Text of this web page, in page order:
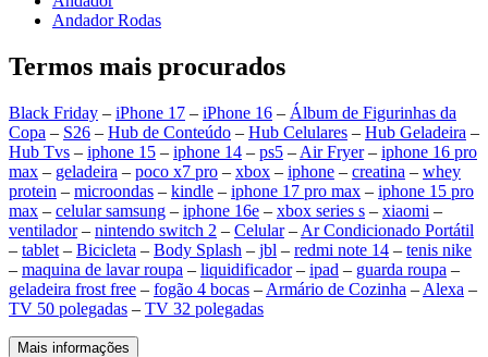
Andador Rodas
Termos mais procurados
Black Friday – iPhone 17 – iPhone 16 – Álbum de Figurinhas da
Copa – S26 – Hub de Conteúdo – Hub Celulares – Hub Geladeira –
Hub Tvs – iphone 15 – iphone 14 – ps5 – Air Fryer– iphone 16 pro
max – geladeira – poco x7 pro – xbox – iphone – creatina – whey
protein – microondas – kindle – iphone 17 pro max – iphone 15 pro
max – celular samsung – iphone 16e – xbox series s – xiaomi –
ventilador– nintendo switch 2 – Celular– Ar Condicionado Portátil
– tablet – Bicicleta – Body Splash – jbl – redmi note 14 – tenis nike
– maquina de lavar roupa – liquidificador– ipad – guarda roupa –
geladeira frost free – fogão 4 bocas – Armário de Cozinha – Alexa –
TV 50 polegadas – TV 32 polegadas
Mais informações